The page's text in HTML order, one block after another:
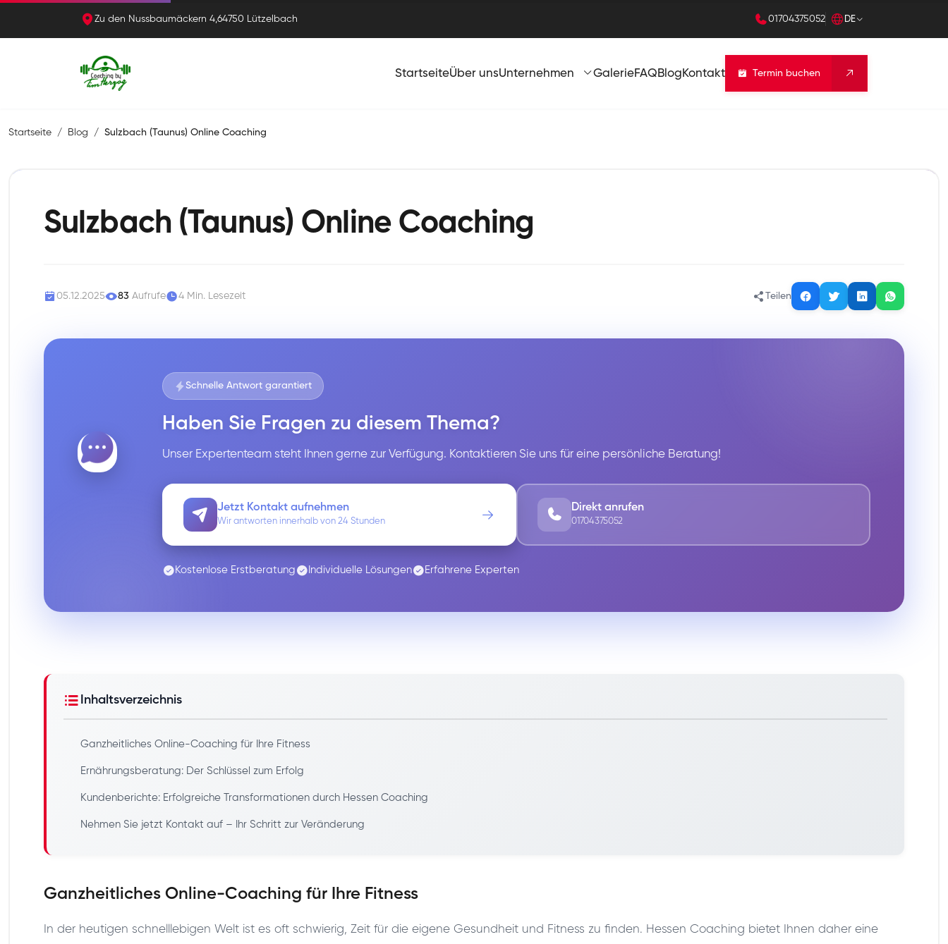
Zu den Nussbaumäckern 4,64750 Lützelbach 01704375052 DE
StartseiteÜber unsUnternehmen GalerieFAQBlog Kontakt Termin buchen
Startseite Blog Sulzbach (Taunus) Online Coaching
Sulzbach (Taunus) Online Coaching
05.12.2025 83 Aufrufe 4 Min. Lesezeit Teilen
Schnelle Antwort garantiert
Haben Sie Fragen zu diesem Thema?
Unser Expertenteam steht Ihnen gerne zur Verfügung. Kontaktieren Sie uns für eine persönliche Beratung!
Jetzt Kontakt aufnehmen
Wir antworten innerhalb von 24 Stunden
Direkt anrufen
01704375052
Kostenlose Erstberatung Individuelle Lösungen Erfahrene Experten
Inhaltsverzeichnis
Ganzheitliches Online-Coaching für Ihre Fitness
Ernährungsberatung: Der Schlüssel zum Erfolg
Kundenberichte: Erfolgreiche Transformationen durch Hessen Coaching
Nehmen Sie jetzt Kontakt auf – Ihr Schritt zur Veränderung
Ganzheitliches Online-Coaching für Ihre Fitness
In der heutigen schnelllebigen Welt ist es oft schwierig, Zeit für die eigene Gesundheit und Fitness zu finden. Hessen Coaching bietet Ihnen daher eine